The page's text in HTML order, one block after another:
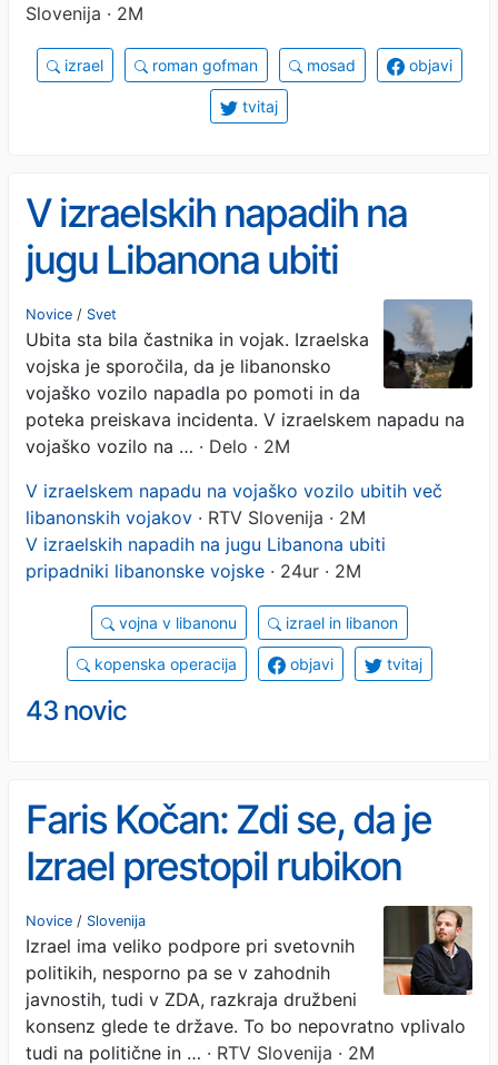
Slovenija · 2M
izrael roman gofman mosad objavi
tvitaj
V izraelskih napadih na
jugu Libanona ubiti
pripadniki libanonske
vojske
Novice / Svet
Ubita sta bila častnika in vojak. Izraelska
vojska je sporočila, da je libanonsko
vojaško vozilo napadla po pomoti in da
poteka preiskava incidenta. V izraelskem napadu na
vojaško vozilo na … · Delo · 2M
V izraelskem napadu na vojaško vozilo ubitih več
libanonskih vojakov · RTV Slovenija · 2M
V izraelskih napadih na jugu Libanona ubiti
pripadniki libanonske vojske · 24ur · 2M
vojna v libanonu izrael in libanon
kopenska operacija objavi tvitaj
43 novic
Faris Kočan: Zdi se, da je
Izrael prestopil rubikon
dopustnega v zahodni
družbi
Novice / Slovenija
Izrael ima veliko podpore pri svetovnih
politikih, nesporno pa se v zahodnih
javnostih, tudi v ZDA, razkraja družbeni
konsenz glede te države. To bo nepovratno vplivalo
tudi na politične in … · RTV Slovenija · 2M